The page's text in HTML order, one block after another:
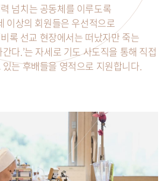
넘치는 공동체를 이루도록
이상의 회원들은 우선적으로
비록 선교 현장에서는 떠났지만 죽는
다.’는 자세로 기도 사도직을 통해 직접
는 후배들을 영적으로 지원합니다.